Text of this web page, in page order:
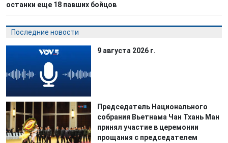
останки еще 18 павших бойцов
Последние новости
9 августа 2026 г.
Председатель Национального
собрания Вьетнама Чан Тхань Ман
принял участие в церемонии
прощания с председателем